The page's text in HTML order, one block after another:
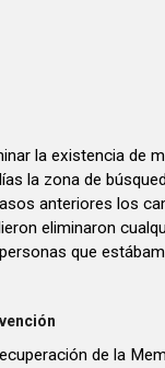
la existencia de
la zona de
anteriores los
eliminaron
que
de la